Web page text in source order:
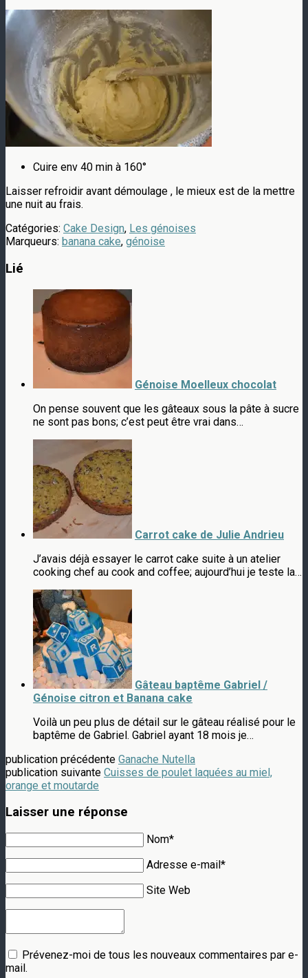
Cuire env 40 min à 160°
Laisser refroidir avant démoulage , le mieux est de la mettre
une nuit au frais.
Catégories: Cake Design, Les génoises
Marqueurs: banana cake, génoise
Lié
Génoise Moelleux chocolat
On pense souvent que les gâteaux sous la pâte à sucre
ne sont pas bons; c’est peut être vrai dans…
Carrot cake de Julie Andrieu
J’avais déjà essayer le carrot cake suite à un atelier
cooking chef au cook and coffee; aujourd’hui je teste la…
Gâteau baptême Gabriel /
Génoise citron et Banana cake
Voilà un peu plus de détail sur le gâteau réalisé pour le
baptême de Gabriel. Gabriel ayant 18 mois je…
publication précédente Ganache Nutella
publication suivante Cuisses de poulet laquées au miel,
orange et moutarde
Laisser une réponse
Nom*
Adresse e-mail*
Site Web
Prévenez-moi de tous les nouveaux commentaires par e-
mail.